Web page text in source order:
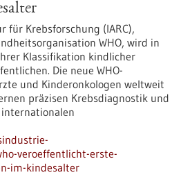
für Krebsforschung (IARC),
WHO, wird in
Klassifikation kindlicher
Die neue WHO-
und Kinderonkologen weltweit
präzisen Krebsdiagnostik und
veroeffentlicht-erste-
im-kindesalter